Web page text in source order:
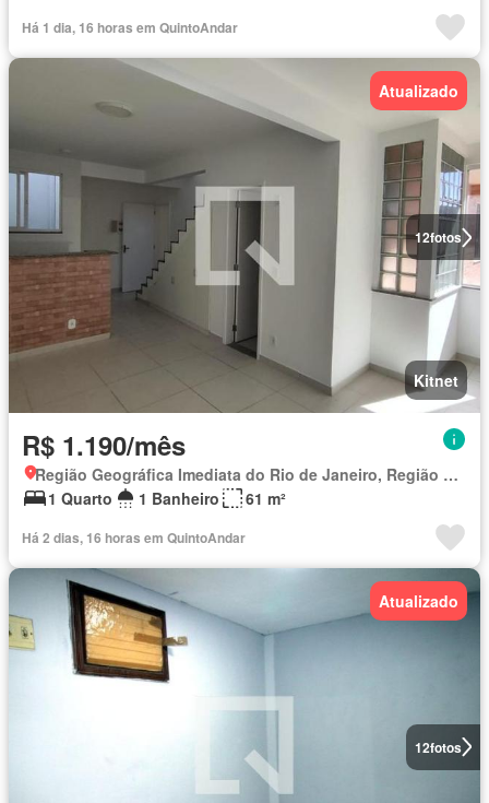
Há 1 dia, 16 horas em QuintoAndar
12fotos
Atualizado
Kitnet
R$ 1.190/mês
Região Geográfica Imediata do Rio de Janeiro, Região Metropolitana do Rio de Janeiro
1 Quarto
1 Banheiro 61 m²
Há 2 dias, 16 horas em QuintoAndar
12fotos
Atualizado